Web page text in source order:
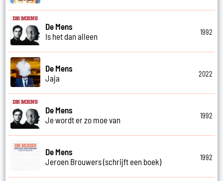
De Mens
Is het dan alleen
1992
De Mens
Jaja
2022
De Mens
Je wordt er zo moe van
1992
De Mens
Jeroen Brouwers (schrijft een boek)
1992